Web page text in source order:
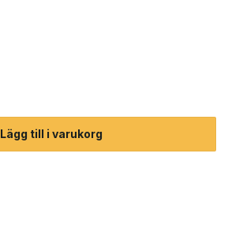
Lägg till i varukorg